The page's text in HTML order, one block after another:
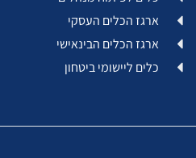
ארגז הכלים העסקי
ארגז הכלים הבינאישי
כלים ליישומי ביטחון